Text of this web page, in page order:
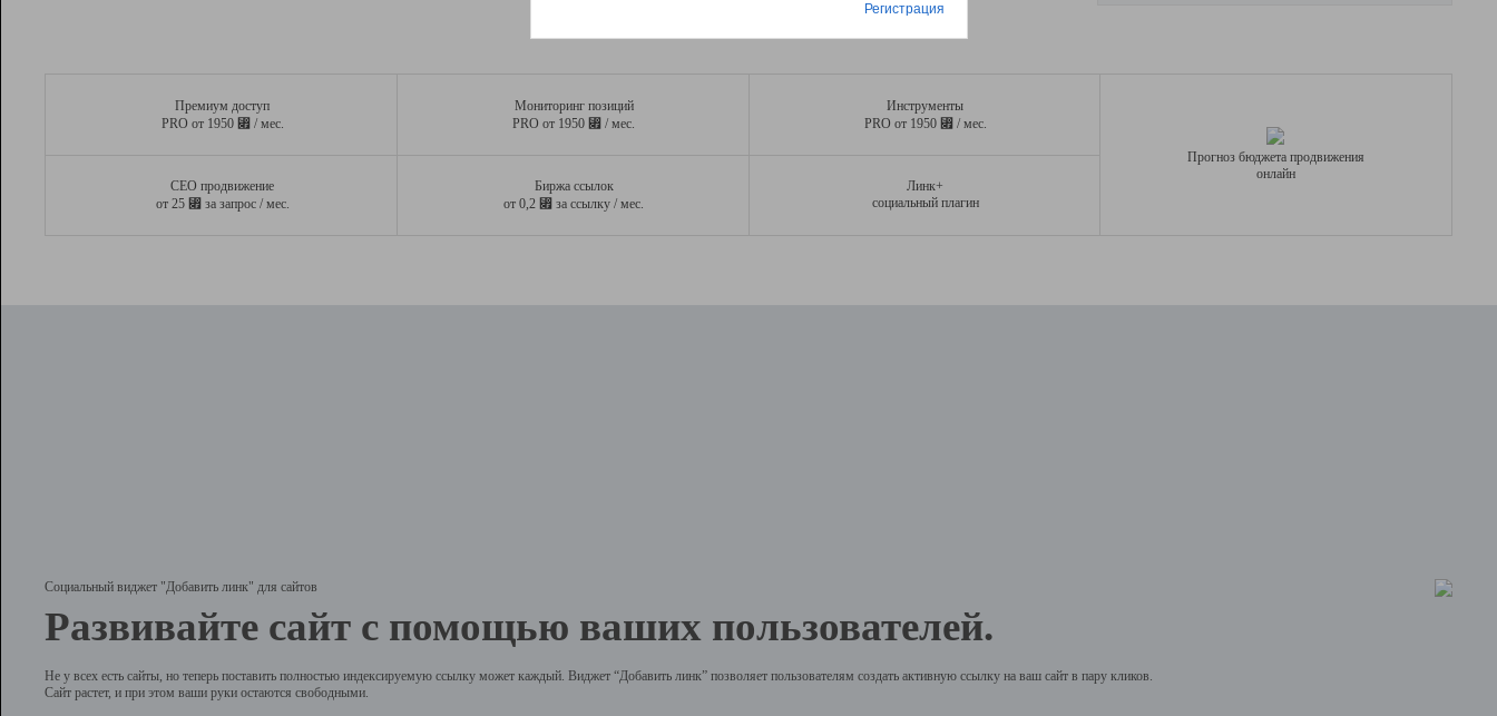
Премиум доступ
PRO от 1950 ⃏ / мес.
Мониторинг позиций
PRO от 1950 ⃏ / мес.
Инструменты
PRO от 1950 ⃏ / мес.
СЕО продвижение
от 25 ⃏ за запрос / мес.
Биржа ссылок
от 0,2 ⃏ за ссылку / мес.
Линк+
социальный плагин
Прогноз бюджета продвижения
онлайн
Социальный виджет "Добавить линк" для сайтов
Развивайте сайт с помощью ваших пользователей.
Не у всех есть сайты, но теперь поставить полностью индексируемую ссылку может каждый. Виджет “Добавить линк” позволяет пользователям создать активную ссылку на ваш сайт в пару кликов.
Сайт растет, и при этом ваши руки остаются свободными.
Регистрация